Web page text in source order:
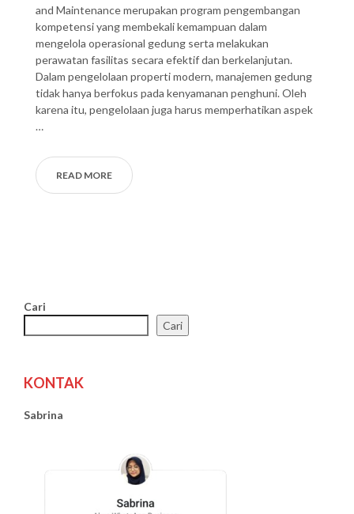
and Maintenance merupakan program pengembangan
kompetensi yang membekali kemampuan dalam
mengelola operasional gedung serta melakukan
perawatan fasilitas secara efektif dan berkelanjutan.
Dalam pengelolaan properti modern, manajemen gedung
tidak hanya berfokus pada kenyamanan penghuni. Oleh
karena itu, pengelolaan juga harus memperhatikan aspek
…
READ MORE
Cari
Cari
KONTAK
Sabrina